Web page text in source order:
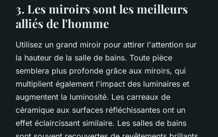
3. Les miroirs sont les meilleurs
alliés de l'homme
Utilisez un grand miroir pour attirer l'attention sur
la hauteur de la salle de bains. Toute pièce
semblera plus profonde grâce aux miroirs, qui
multiplient également l'impact des luminaires et
augmentent la luminosité. Les carreaux de
céramique aux surfaces réfléchissantes ont un
effet éclaircissant similaire. Les salles de bains